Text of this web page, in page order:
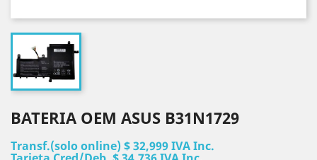
BATERIA OEM ASUS B31N1729
Transf.(solo online) $ 32,999 IVA Inc.